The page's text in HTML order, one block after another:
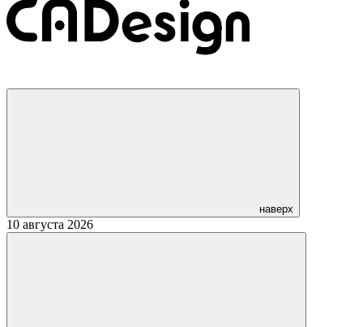
наверх
10 августа 2026